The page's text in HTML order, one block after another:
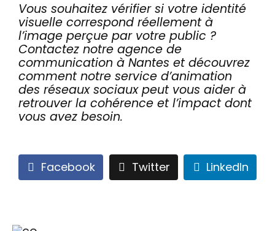
Vous souhaitez vérifier si votre identité
visuelle correspond réellement à
l’image perçue par votre public ?
Contactez notre agence de
communication à Nantes et découvrez
comment notre service d’animation
des réseaux sociaux peut vous aider à
retrouver la cohérence et l’impact dont
vous avez besoin.
Facebook Twitter LinkedIn